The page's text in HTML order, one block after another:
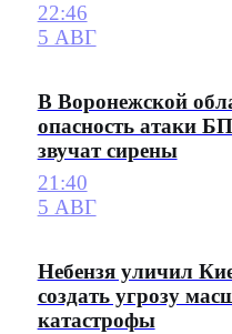
22:46
5 АВГ
В Воронежской
опасность атаки
звучат сирены
21:40
5 АВГ
Небензя уличил
создать угрозу
катастрофы